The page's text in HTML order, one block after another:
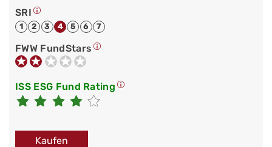
SRI
1 2 3 4 5 6 7
FWW FundStars
ISS ESG Fund Rating
Kaufen